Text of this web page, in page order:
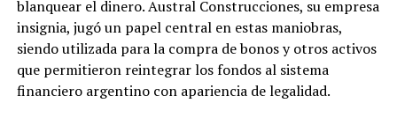
blanquear el dinero. Austral Construcciones, su empresa
insignia, jugó un papel central en estas maniobras,
siendo utilizada para la compra de bonos y otros activos
que permitieron reintegrar los fondos al sistema
financiero argentino con apariencia de legalidad.